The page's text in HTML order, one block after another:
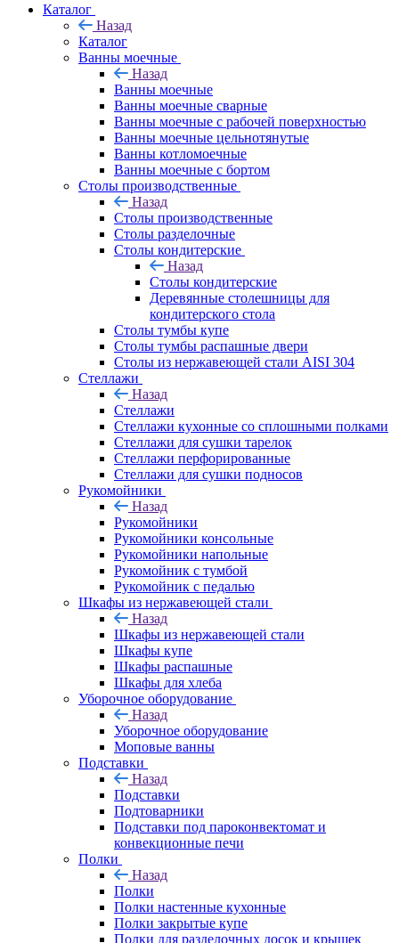
Каталог
Назад
Каталог
Ванны моечные
Назад
Ванны моечные
Ванны моечные сварные
Ванны моечные с рабочей поверхностью
Ванны моечные цельнотянутые
Ванны котломоечные
Ванны моечные с бортом
Столы производственные
Назад
Столы производственные
Столы разделочные
Столы кондитерские
Назад
Столы кондитерские
Деревянные столешницы для
кондитерского стола
Столы тумбы купе
Столы тумбы распашные двери
Столы из нержавеющей стали AISI 304
Стеллажи
Назад
Стеллажи
Стеллажи кухонные со сплошными полками
Стеллажи для сушки тарелок
Стеллажи перфорированные
Стеллажи для сушки подносов
Рукомойники
Назад
Рукомойники
Рукомойники консольные
Рукомойники напольные
Рукомойник с тумбой
Рукомойник с педалью
Шкафы из нержавеющей стали
Назад
Шкафы из нержавеющей стали
Шкафы купе
Шкафы распашные
Шкафы для хлеба
Уборочное оборудование
Назад
Уборочное оборудование
Моповые ванны
Подставки
Назад
Подставки
Подтоварники
Подставки под пароконвектомат и
конвекционные печи
Полки
Назад
Полки
Полки настенные кухонные
Полки закрытые купе
Полки для разделочных досок и крышек